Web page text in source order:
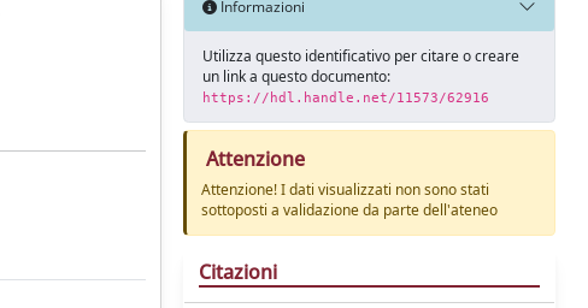
Informazioni
Utilizza questo identificativo per citare o creare
un link a questo documento:
https://hdl.handle.net/11573/62916
Attenzione
Attenzione! I dati visualizzati non sono stati
sottoposti a validazione da parte dell'ateneo
Citazioni